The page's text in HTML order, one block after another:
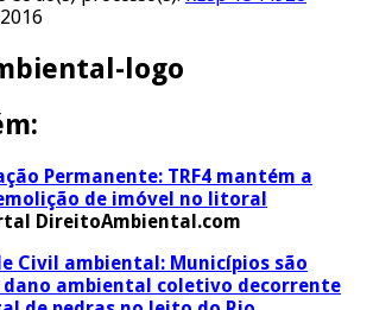
Permanente: TRF4 mantém a
de imóvel no litoral
DireitoAmbiental.com
Civil ambiental: Municípios são
dano ambiental coletivo decorrente